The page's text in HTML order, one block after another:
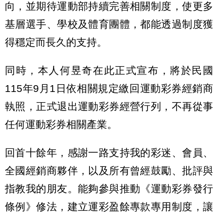
向，並期待運動部持續完善相關制度，使更多
基層選手、學校及體育團體，都能透過制度獲
得穩定而長久的支持。
同時，本人何昱奇在此正式宣布，將於民國
115年9月1日依相關規定繳回運動彩券經銷商
執照，正式退出運動彩券經營行列，不再從事
任何運動彩券相關產業。
回首十餘年，感謝一路支持我的彩迷、會員、
全國經銷商夥伴，以及所有曾經鼓勵、批評與
指教我的朋友。能夠參與推動《運動彩券發行
條例》修法，建立運彩盈餘專款專用制度，讓